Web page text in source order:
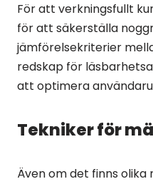
För att verkningsfullt
för att säkerställa
jämförelsekriterier
redskap för
att optimera
Tekniker för
Även om det finns